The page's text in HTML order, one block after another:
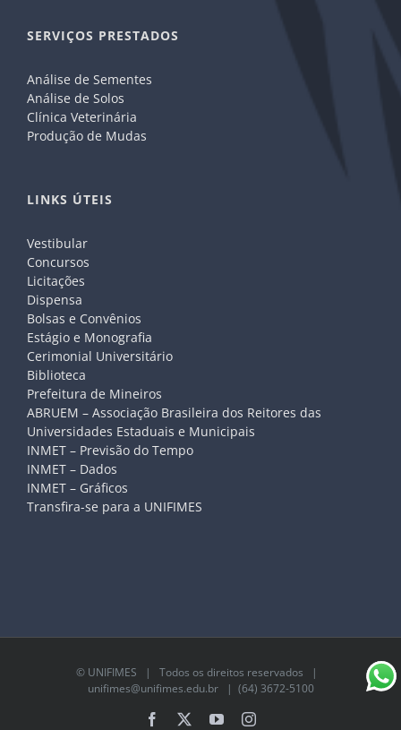
SERVIÇOS PRESTADOS
Análise de Sementes
Análise de Solos
Clínica Veterinária
Produção de Mudas
LINKS ÚTEIS
Vestibular
Concursos
Licitações
Dispensa
Bolsas e Convênios
Estágio e Monografia
Cerimonial Universitário
Biblioteca
Prefeitura de Mineiros
ABRUEM – Associação Brasileira dos Reitores das
Universidades Estaduais e Municipais
INMET – Previsão do Tempo
INMET – Dados
INMET – Gráficos
Transfira-se para a UNIFIMES
© UNIFIMES | Todos os direitos reservados |
unifimes@unifimes.edu.br| (64) 3672-5100
Facebook YouTubeInstagram